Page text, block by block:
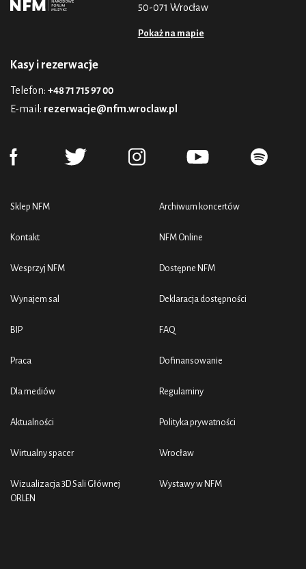
50-071 Wrocław
Pokaż na mapie
Kasy i rezerwacje
Telefon: +48 71 715 97 00
E-mail: rezerwacje@nfm.wroclaw.pl
Sklep NFM
Kontakt
Wesprzyj NFM
Wynajem sal
BIP
Praca
Dla mediów
Aktualności
Wirtualny spacer
Wizualizacja 3D Sali Głównej
ORLEN
Archiwum koncertów
NFM Online
Dostępne NFM
Deklaracja dostępności
FAQ
Dofinansowanie
Regulaminy
Polityka prywatności
Wrocław
Wystawy w NFM